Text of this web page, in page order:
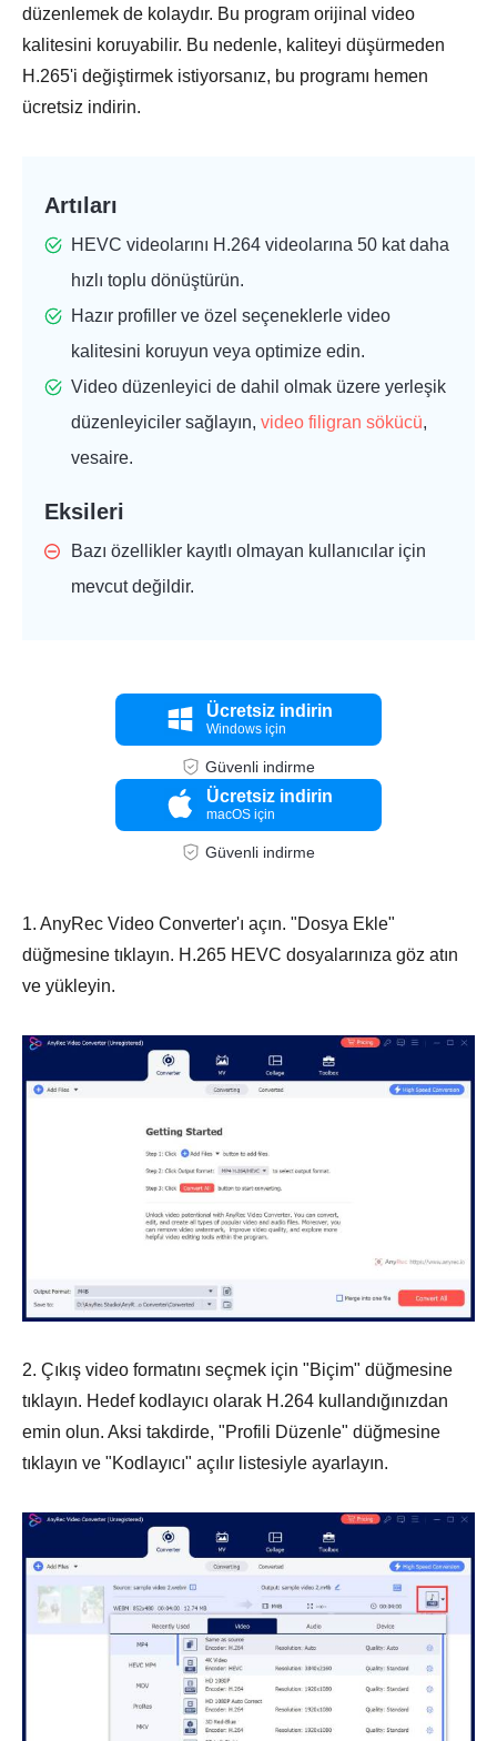
düzenlemek de kolaydır. Bu program orijinal video
kalitesini koruyabilir. Bu nedenle, kaliteyi düşürmeden
H.265'i değiştirmek istiyorsanız, bu programı hemen
ücretsiz indirin.
Artıları
HEVC videolarını H.264 videolarına 50 kat daha
hızlı toplu dönüştürün.
Hazır profiller ve özel seçeneklerle video
kalitesini koruyun veya optimize edin.
Video düzenleyici de dahil olmak üzere yerleşik
düzenleyiciler sağlayın, video filigran sökücü,
vesaire.
Eksileri
Bazı özellikler kayıtlı olmayan kullanıcılar için
mevcut değildir.
Ücretsiz indirin
Windows için
Güvenli indirme
Ücretsiz indirin
macOS için
Güvenli indirme
1. AnyRec Video Converter'ı açın. "Dosya Ekle"
düğmesine tıklayın. H.265 HEVC dosyalarınıza göz atın
ve yükleyin.
2. Çıkış video formatını seçmek için "Biçim" düğmesine
tıklayın. Hedef kodlayıcı olarak H.264 kullandığınızdan
emin olun. Aksi takdirde, "Profili Düzenle" düğmesine
tıklayın ve "Kodlayıcı" açılır listesiyle ayarlayın.